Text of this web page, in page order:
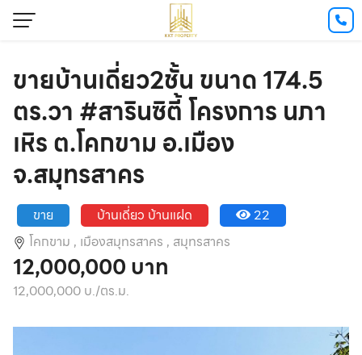
ขายบ้านเดี่ยว2ชั้น ขนาด 174.5
ตร.วา #สารินซิตี้ โครงการ นภา
เหิร ต.โคกขาม อ.เมือง
จ.สมุทรสาคร
ขาย บ้านเดี่ยว บ้านแฝด
22
โคกขาม , เมืองสมุทรสาคร , สมุทรสาคร
12,000,000 บาท
12,000,000 บ./ตร.ม.